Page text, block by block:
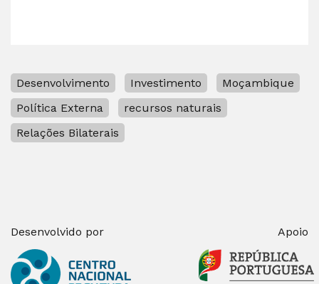
Desenvolvimento Investimento
Moçambique
Política Externa
recursos naturais
Relações Bilaterais
Desenvolvido por Apoio